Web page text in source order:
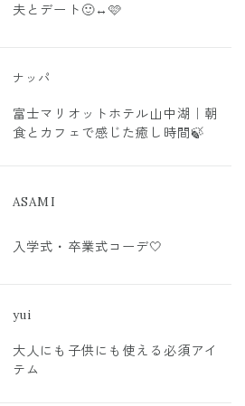
夫とデート🙂‍↔️🩷
ナッパ
富士マリオットホテル山中湖｜朝
食とカフェで感じた癒し時間🍃
ASAMI
入学式・卒業式コーデ🤍
yui
大人にも子供にも使える必須アイ
テム